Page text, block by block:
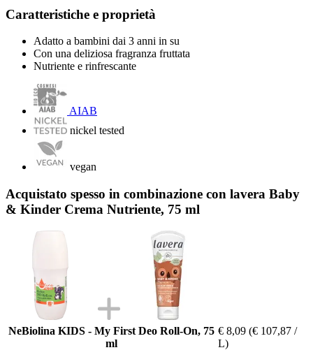
Caratteristiche e proprietà
Adatto a bambini dai 3 anni in su
Con una deliziosa fragranza fruttata
Nutriente e rinfrescante
AIAB
nickel tested
vegan
Acquistato spesso in combinazione con lavera Baby
& Kinder Crema Nutriente, 75 ml
NeBiolina KIDS - My First Deo Roll-On, 75
ml
€ 8,09 (€ 107,87 /
L)